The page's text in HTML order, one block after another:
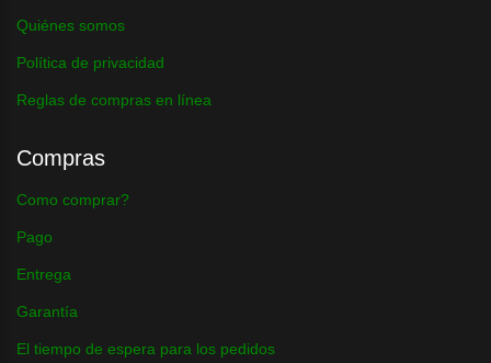
Quiénes somos
Política de privacidad
Reglas de compras en línea
Compras
Como comprar?
Pago
Entrega
Garantía
El tiempo de espera para los pedidos